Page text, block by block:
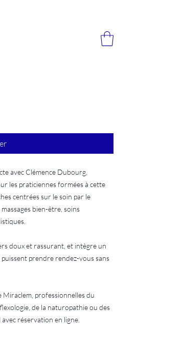
avec Clémence Dubourg,
les praticiennes formées à cette
centrées sur le soin par le
bien-être, soins
doux et rassurant, et intègre un
prendre rendez-vous sans
professionnelles du
de la naturopathie ou des
réservation en ligne.